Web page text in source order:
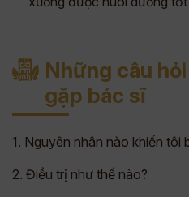
Những câu
gặp bác sĩ
1. Nguyên nhân nào khiến
2. Điều trị như thế nào?